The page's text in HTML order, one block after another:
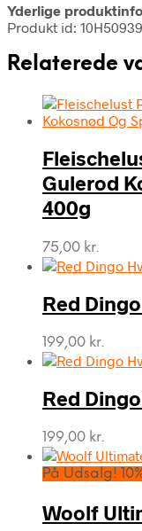
Yderlige
Produkt id: 10H50939
Relaterede
Gulerod
400g
75,00 kr.
Red
199,00 kr.
Red
199,00 kr.
På Udsalg!
Woolf